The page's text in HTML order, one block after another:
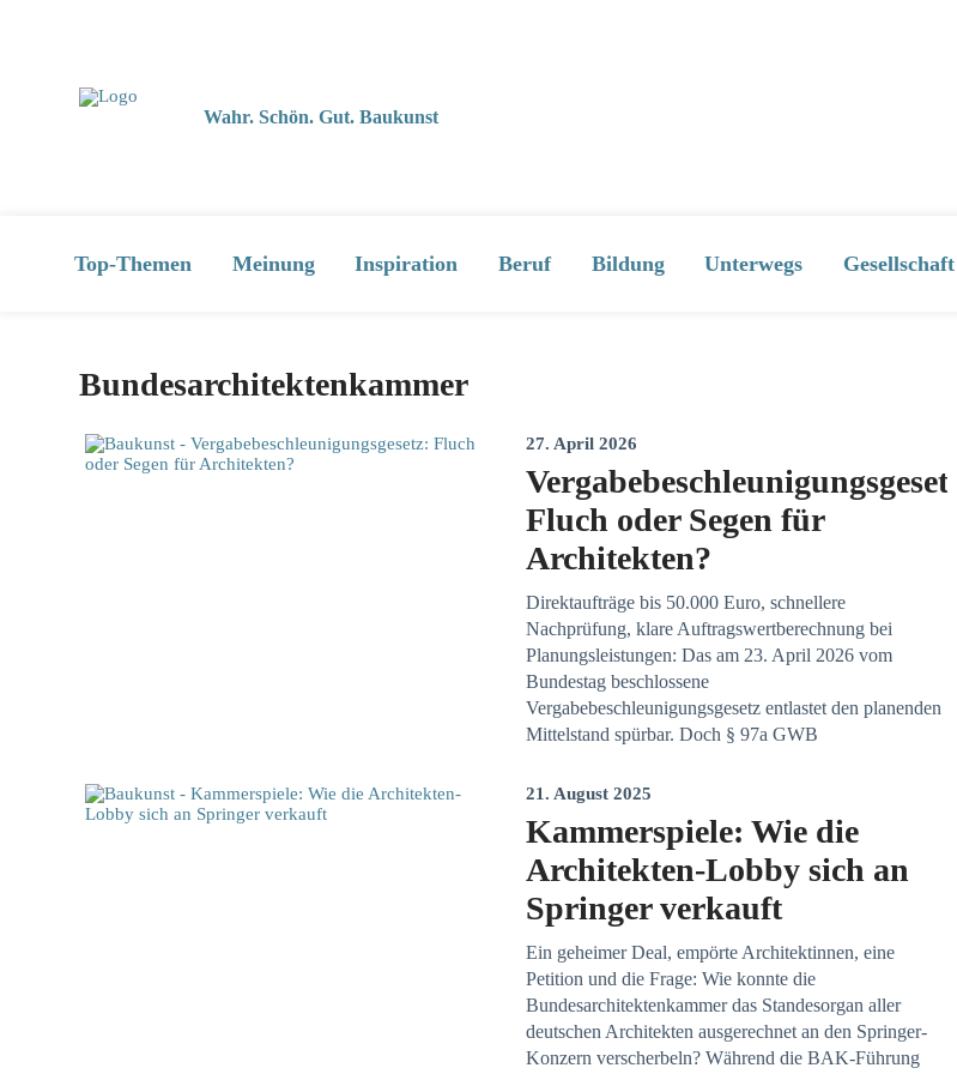
Wahr. Schön. Gut. Baukunst
Top-Themen Meinung Inspiration Beruf Bildung Unterwegs Gesellschaft
Bundesarchitektenkammer
27. April 2026
Vergabebeschleunigungsgesetz:
Fluch oder Segen für
Architekten?
Direktaufträge bis 50.000 Euro, schnellere
Nachprüfung, klare Auftragswertberechnung bei
Planungsleistungen: Das am 23. April 2026 vom
Bundestag beschlossene
Vergabebeschleunigungsgesetz entlastet den planenden
Mittelstand spürbar. Doch § 97a GWB
21. August 2025
Kammerspiele: Wie die
Architekten-Lobby sich an
Springer verkauft
Ein geheimer Deal, empörte Architektinnen, eine
Petition und die Frage: Wie konnte die
Bundesarchitektenkammer das Standesorgan aller
deutschen Architekten ausgerechnet an den Springer-
Konzern verscherbeln? Während die BAK-Führung